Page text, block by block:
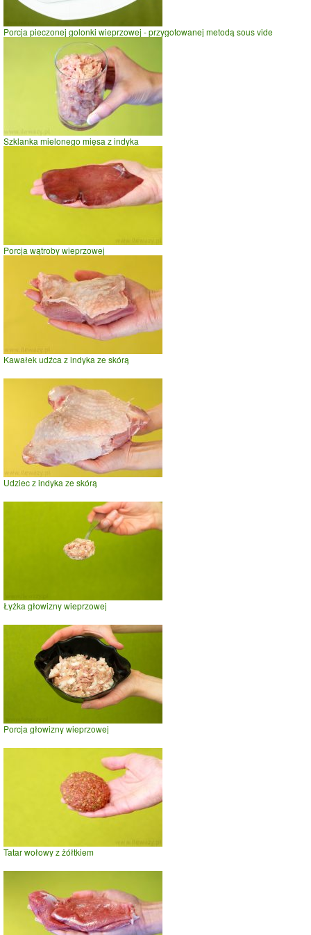
Porcja pieczonej golonki wieprzowej - przygotowanej metodą sous vide
Szklanka mielonego mięsa z indyka
Porcja wątroby wieprzowej
Kawałek udźca z indyka ze skórą
Udziec z indyka ze skórą
Łyżka głowizny wieprzowej
Porcja głowizny wieprzowej
Tatar wołowy z żółtkiem